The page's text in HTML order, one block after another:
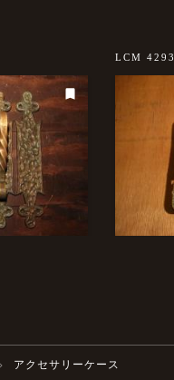
LCM 4293
アクセサリーケース